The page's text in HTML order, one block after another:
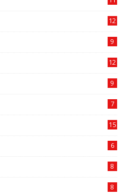
12
9
12
9
7
15
6
8
8